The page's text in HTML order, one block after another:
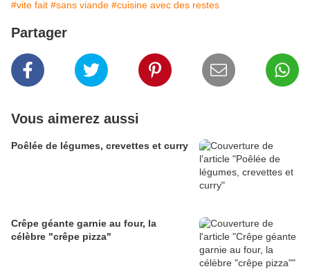
#vite fait #sans viande #cuisine avec des restes
Partager
Vous aimerez aussi
Poêlée de légumes, crevettes et curry
Crêpe géante garnie au four, la
célèbre "crêpe pizza"